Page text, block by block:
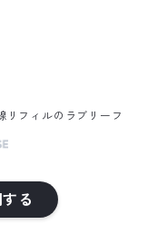
フィルのラブリーフ
る